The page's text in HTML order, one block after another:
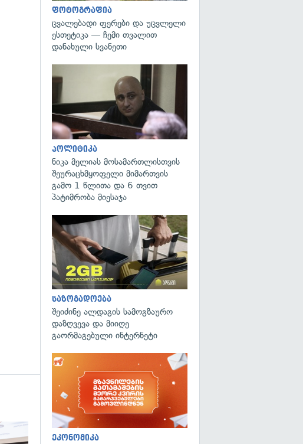
ფოტოგრაფია
ცვალებადი ფერები და უცვლელი
ესთეტიკა — ჩემი თვალით
დანახული სვანეთი
პოლიტიკა
ნიკა მელიას მოსამართლისთვის
შეურაცხმყოფელი მიმართვის
გამო 1 წლითა და 6 თვით
პატიმრობა მიესაჯა
საზოგადოება
შეიძინე ალდაგის სამოგზაურო
დაზღვევა და მიიღე
გაორმაგებული ინტერნეტი
ეკონომიკა